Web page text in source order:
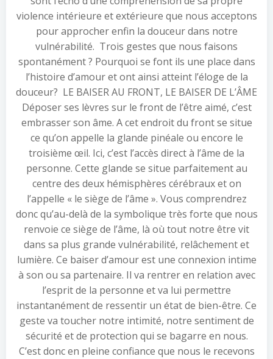
violence intérieure et extérieure que nous acceptons
pour approcher enfin la douceur dans notre
vulnérabilité. Trois gestes que nous faisons
spontanément ? Pourquoi se font ils une place dans
l’histoire d’amour et ont ainsi atteint l’éloge de la
douceur? LE BAISER AU FRONT, LE BAISER DE L’ÂME
Déposer ses lèvres sur le front de l’être aimé, c’est
embrasser son âme. A cet endroit du front se situe
ce qu’on appelle la glande pinéale ou encore le
troisième œil. Ici, c’est l’accès direct à l’âme de la
personne. Cette glande se situe parfaitement au
centre des deux hémisphères cérébraux et on
l’appelle « le siège de l’âme ». Vous comprendrez
donc qu’au-delà de la symbolique très forte que nous
renvoie ce siège de l’âme, là où tout notre être vit
dans sa plus grande vulnérabilité, relâchement et
lumière. Ce baiser d’amour est une connexion intime
à son ou sa partenaire. Il va rentrer en relation avec
l’esprit de la personne et va lui permettre
instantanément de ressentir un état de bien-être. Ce
geste va toucher notre intimité, notre sentiment de
sécurité et de protection qui se bagarre en nous.
C’est donc en pleine confiance que nous le recevons